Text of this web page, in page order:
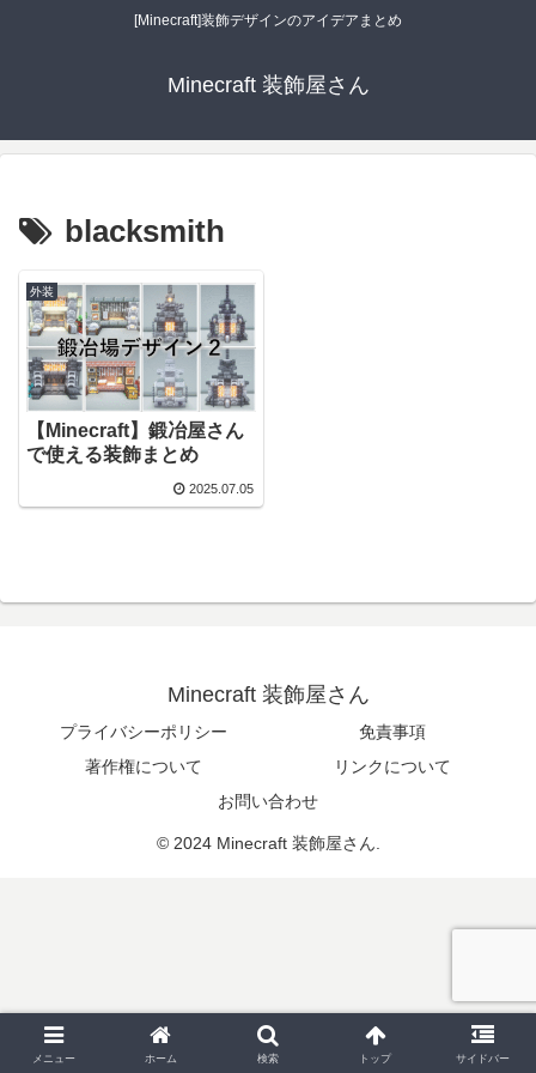
[Minecraft]装飾デザインのアイデアまとめ
Minecraft 装飾屋さん
blacksmith
外装
【Minecraft】鍛冶屋さん
で使える装飾まとめ
2025.07.05
Minecraft 装飾屋さん
プライバシーポリシー
免責事項
著作権について
リンクについて
お問い合わせ
© 2024 Minecraft 装飾屋さん.
メニュー ホーム 検索 トップ サイドバー